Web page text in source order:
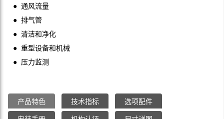
● 通风流量
● 排气管
● 清洁和净化
● 重型设备和机械
● 压力监测
产品特色 技术指标
选项配件